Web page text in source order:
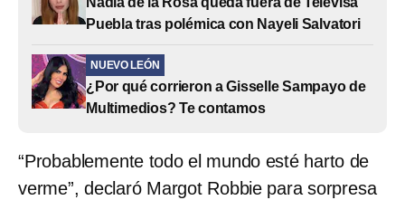
Puebla tras polémica con Nayeli Salvatori
NUEVO LEÓN
¿Por qué corrieron a Gisselle Sampayo de
Multimedios? Te contamos
“Probablemente todo el mundo esté harto de
verme”, declaró Margot Robbie para sorpresa